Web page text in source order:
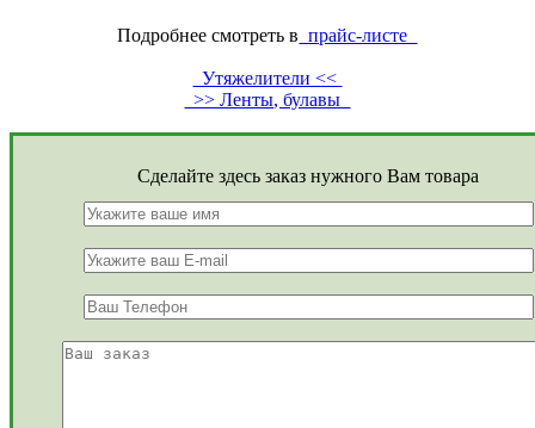
Подробнее смотреть в прайс-листе
Утяжелители <<
>> Ленты, булавы
Сделайте здесь заказ нужного Вам товара